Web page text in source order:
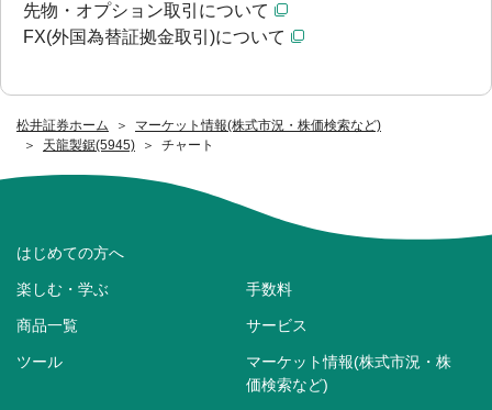
松井証券ホーム
マーケット情報(株式市況・株価検索など)
天龍製鋸(5945)
チャート
先物・オプション取引について
FX(外国為替証拠金取引)について
はじめての方へ
楽しむ・学ぶ 手数料
商品一覧 サービス
ツール
マーケット情報(株式市況・株
価検索など)